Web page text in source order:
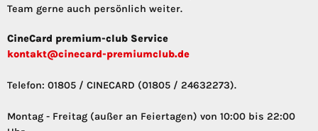
Team gerne auch persönlich weiter.
CineCard premium-club Service
kontakt@cinecard-premiumclub.de
Telefon: 01805 / CINECARD (01805 / 24632273).
Montag - Freitag (außer an Feiertagen) von 10:00 bis 22:00